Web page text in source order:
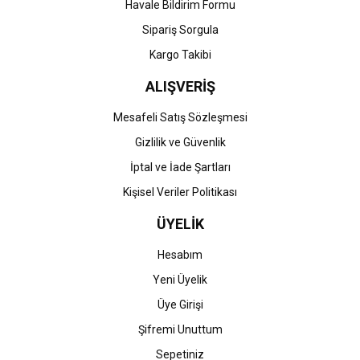
Gönder
Havale Bildirim Formu
Sipariş Sorgula
Kargo Takibi
ALIŞVERİŞ
Mesafeli Satış Sözleşmesi
Gizlilik ve Güvenlik
İptal ve İade Şartları
Kişisel Veriler Politikası
ÜYELİK
Hesabım
Yeni Üyelik
Üye Girişi
Şifremi Unuttum
Sepetiniz